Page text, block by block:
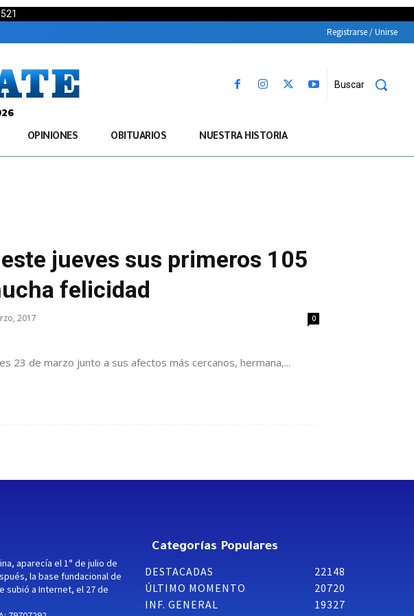
Registrarse / Unirse
Buscar
OPINIONES OBITUARIOS NUESTRA HISTORIA
jueves sus primeros 105
felicidad
2017 0
23 de marzo junto a sus afectos más cercanos, hermana,...
aparecía el 1° de julio de
la base fundacional de
subió a Internet, el 27 de
Categorías Populares
DESTACADAS
22148
ÚLTIMO MOMENTO
20720
INF. GENERAL
19327